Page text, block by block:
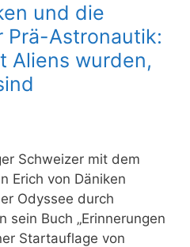
und die
Prä-Astronautik:
Aliens wurden,
Schweizer mit dem
Erich von Däniken
Odyssee durch
sein Buch „Erinnerungen
Startauflage von